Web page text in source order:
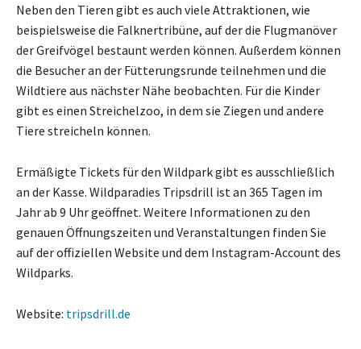
Neben den Tieren gibt es auch viele Attraktionen, wie
beispielsweise die Falknertribüne, auf der die Flugmanöver
der Greifvögel bestaunt werden können. Außerdem können
die Besucher an der Fütterungsrunde teilnehmen und die
Wildtiere aus nächster Nähe beobachten. Für die Kinder
gibt es einen Streichelzoo, in dem sie Ziegen und andere
Tiere streicheln können.
Ermäßigte Tickets für den Wildpark gibt es ausschließlich
an der Kasse. Wildparadies Tripsdrill ist an 365 Tagen im
Jahr ab 9 Uhr geöffnet. Weitere Informationen zu den
genauen Öffnungszeiten und Veranstaltungen finden Sie
auf der offiziellen Website und dem Instagram-Account des
Wildparks.
Website: tripsdrill.de